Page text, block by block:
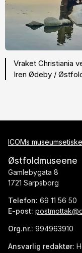
Vraket Christiania
Iren Ødeby /
ICOMs
Østfoldmuseene
Gamlebygata 8
1721 Sarpsborg
Telefon: 69 11 56 50
E-post:
Org.nr.: 994963910
Ansvarlig redaktør: